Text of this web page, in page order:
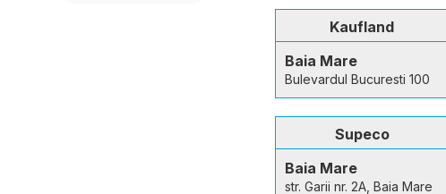
Kaufland
Baia Mare
Bulevardul Bucuresti 100
Supeco
Baia Mare
str. Garii nr. 2A, Baia Mare